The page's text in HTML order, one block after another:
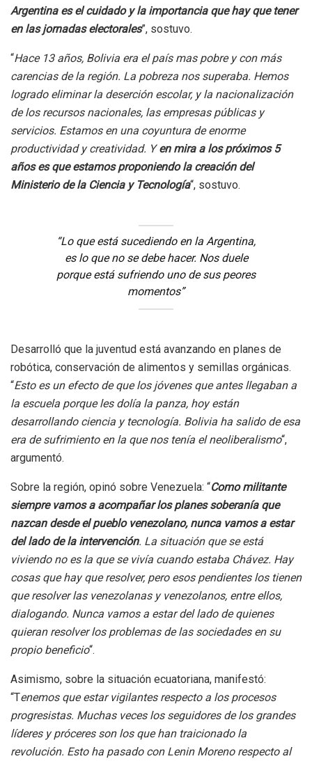
Argentina es el cuidado y la importancia que hay que tener
en las jornadas electorales”, sostuvo.
“Hace 13 años, Bolivia era el país mas pobre y con más
carencias de la región. La pobreza nos superaba. Hemos
logrado eliminar la deserción escolar, y la nacionalización
de los recursos nacionales, las empresas públicas y
servicios. Estamos en una coyuntura de enorme
productividad y creatividad. Yen mira a los próximos 5
años es que estamos proponiendo la creación del
Ministerio de la Ciencia y Tecnología“, sostuvo.
“Lo que está sucediendo en la Argentina,
es lo que no se debe hacer. Nos duele
porque está sufriendo uno de sus peores
momentos”
Desarrolló que la juventud está avanzando en planes de
robótica, conservación de alimentos y semillas orgánicas.
“Esto es un efecto de que los jóvenes que antes llegaban a
la escuela porque les dolía la panza, hoy están
desarrollando ciencia y tecnología. Bolivia ha salido de esa
era de sufrimiento en la que nos tenía el neoliberalismo“,
argumentó.
Sobre la región, opinó sobre Venezuela: “Como militante
siempre vamos a acompañar los planes soberanía que
nazcan desde el pueblo venezolano, nunca vamos a estar
del lado de la intervención. La situación que se está
viviendo no es la que se vivía cuando estaba Chávez. Hay
cosas que hay que resolver, pero esos pendientes los tienen
que resolver las venezolanas y venezolanos, entre ellos,
dialogando. Nunca vamos a estar del lado de quienes
quieran resolver los problemas de las sociedades en su
propio beneficio“.
Asimismo, sobre la situación ecuatoriana, manifestó:
“Tenemos que estar vigilantes respecto a los procesos
progresistas. Muchas veces los seguidores de los grandes
líderes y próceres son los que han traicionado la
revolución. Esto ha pasado con Lenin Moreno respecto al